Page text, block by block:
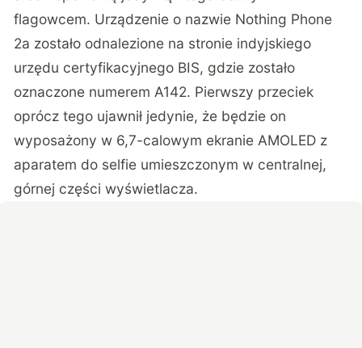
flagowcem. Urządzenie o nazwie Nothing Phone
2a zostało odnalezione na stronie indyjskiego
urzędu certyfikacyjnego BIS, gdzie zostało
oznaczone numerem A142. Pierwszy przeciek
oprócz tego ujawnił jedynie, że będzie on
wyposażony w 6,7-calowym ekranie AMOLED z
aparatem do selfie umieszczonym w centralnej,
górnej części wyświetlacza.